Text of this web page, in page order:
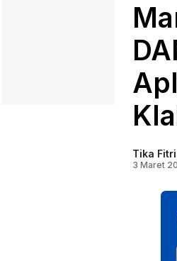
Tika
3 Maret